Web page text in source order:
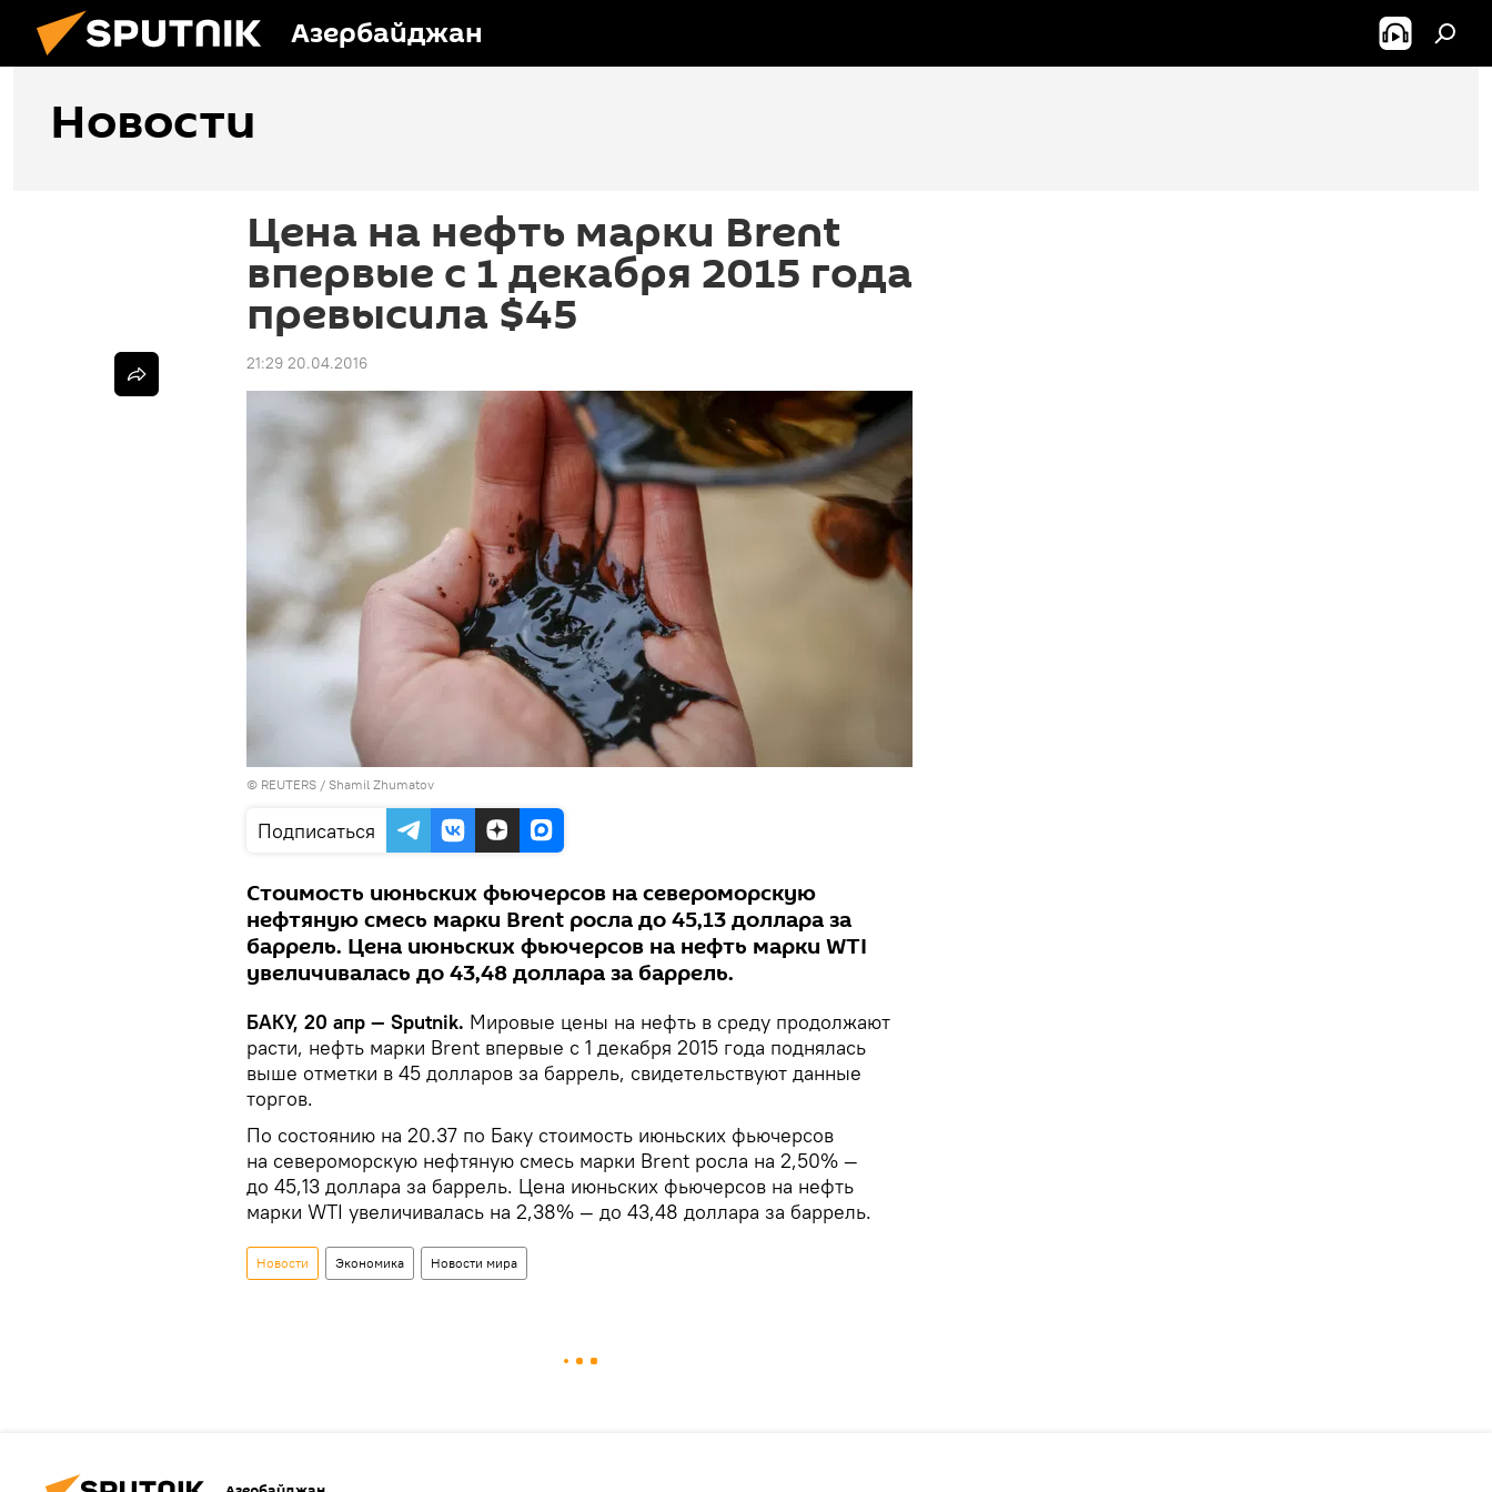
Азербайджан
Новости
Цена на нефть марки Brent
впервые с 1 декабря 2015 года
превысила $45
21:29 20.04.2016
© REUTERS / Shamil Zhumatov
Подписаться
Стоимость июньских фьючерсов на североморскую
нефтяную смесь марки Brent росла до 45,13 доллара за
баррель. Цена июньских фьючерсов на нефть марки WTI
увеличивалась до 43,48 доллара за баррель.
БАКУ, 20 апр — Sputnik. Мировые цены на нефть в среду продолжают
расти, нефть марки Brent впервые с 1 декабря 2015 года поднялась
выше отметки в 45 долларов за баррель, свидетельствуют данные
торгов.
По состоянию на 20.37 по Баку стоимость июньских фьючерсов
на североморскую нефтяную смесь марки Brent росла на 2,50% —
до 45,13 доллара за баррель. Цена июньских фьючерсов на нефть
марки WTI увеличивалась на 2,38% — до 43,48 доллара за баррель.
Новости Экономика Новости мира